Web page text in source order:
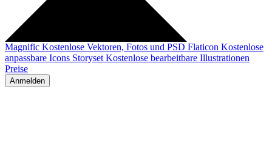
Magnific Kostenlose Vektoren, Fotos und PSD Flaticon Kostenlose
anpassbare Icons Storyset Kostenlose bearbeitbare Illustrationen
Preise
Anmelden